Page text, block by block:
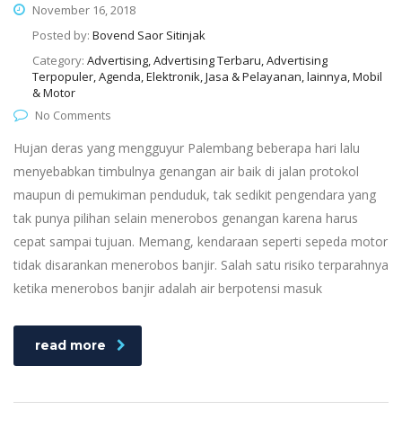
November 16, 2018
Posted by: Bovend Saor Sitinjak
Category: Advertising, Advertising Terbaru, Advertising
Terpopuler, Agenda, Elektronik, Jasa & Pelayanan, lainnya, Mobil
& Motor
No Comments
Hujan deras yang mengguyur Palembang beberapa hari lalu
menyebabkan timbulnya genangan air baik di jalan protokol
maupun di pemukiman penduduk, tak sedikit pengendara yang
tak punya pilihan selain menerobos genangan karena harus
cepat sampai tujuan. Memang, kendaraan seperti sepeda motor
tidak disarankan menerobos banjir. Salah satu risiko terparahnya
ketika menerobos banjir adalah air berpotensi masuk
read more